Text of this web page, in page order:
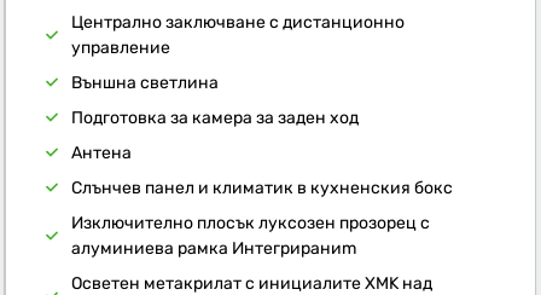
Централно заключване с дистанционно
управление
Външна светлина
Подготовка за камера за заден ход
Антена
Слънчев панел и климатик в кухненския бокс
Изключително плосък луксозен прозорец с
алуминиева рамка Интегрираниm
Осветен метакрилат с инициалите XMK над